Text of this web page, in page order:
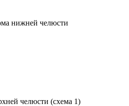
нижней челюсти
челюсти (схема 1)